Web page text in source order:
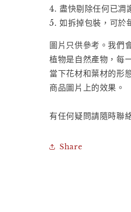
4. 盡快剔除任何已凋
5. 如拆掉包裝，可於
圖片只供參考。我們
植物是自然產物，每
當下花材和葉材的形
商品圖片上的效果。
有任何疑問請隨時
Share